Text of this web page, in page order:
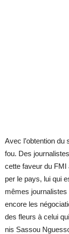
Avec l’ob­ten­tion
fou. Des
cette fa­veur du FMI
per le pays, lui qui
mêmes jour­na­listes
en­core les
des fleurs à ce­lui
nis Sas­sou